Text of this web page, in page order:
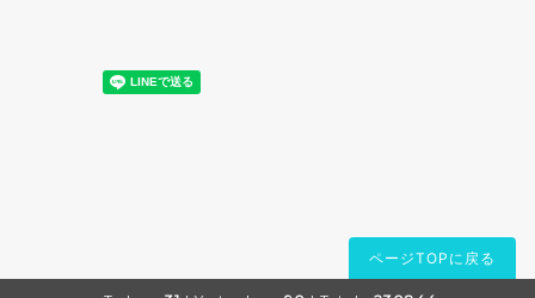
ページTOPに戻る